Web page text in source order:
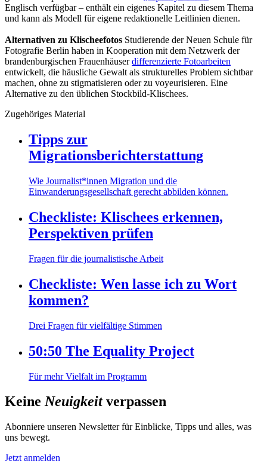
Englisch verfügbar – enthält ein eigenes Kapitel zu diesem Thema
und kann als Modell für eigene redaktionelle Leitlinien dienen.
Alternativen zu Klischeefotos Studierende der Neuen Schule für
Fotografie Berlin haben in Kooperation mit dem Netzwerk der
brandenburgischen Frauenhäuserdifferenzierte Fotoarbeiten
entwickelt, die häusliche Gewalt als strukturelles Problem sichtbar
machen, ohne zu stigmatisieren oder zu voyeurisieren. Eine
Alternative zu den üblichen Stockbild-Klischees.
Zugehöriges Material
Tipps zur
Migrationsberichterstattung
Wie Journalist*innen Migration und die
Einwanderungsgesellschaft gerecht abbilden können.
Checkliste: Klischees erkennen,
Perspektiven prüfen
Fragen für die journalistische Arbeit
Checkliste: Wen lasse ich zu Wort
kommen?
Drei Fragen für vielfältige Stimmen
50:50 The Equality Project
Für mehr Vielfalt im Programm
KeineNeuigkeitverpassen
Abonniere unseren Newsletter für Einblicke, Tipps und alles, was
uns bewegt.
Jetzt anmelden